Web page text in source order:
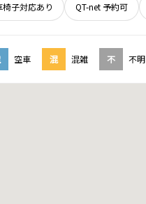
椅子対応あり QT-net 予約可
空車 混 混雑 不 不明